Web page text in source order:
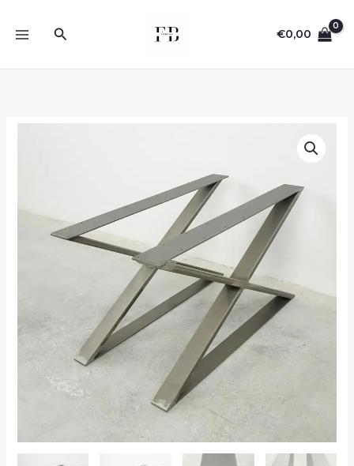
turinio
Paieška €0,00